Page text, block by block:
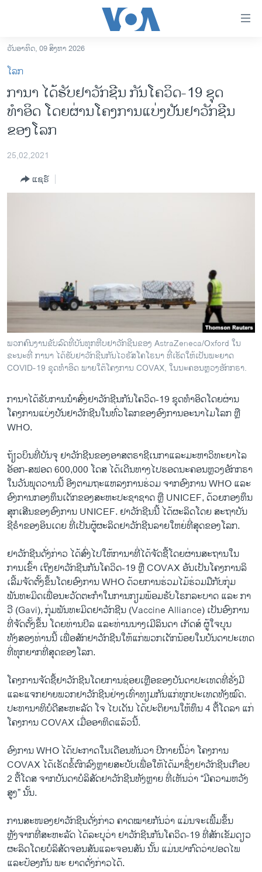
ເຂົ້າ
ຫາ
ຂ້າມ
ຂ້າມ
ໄປ
ຫາ
ຊອກ
ອາເມຣິກາ
ການເລືອກຕັ້ງ ປະທານາທີບໍດີ ສະຫະລັດ 2024
ພາສາອັງກິດ
ວີດີໂອ
ສຽງ
ລາຍງານ
ວັນອາທິດ, 09 ສິງຫາ 2026
ໂລກ
ການາ ໄດ້ຮັບຢາວັກຊີນ ກັນໂຄວິດ-19 ຊຸດ
ທຳອິດ ໂດຍຜ່ານໂຄງການແບ່ງປັນຢາວັກຊີນ
ຂອງໂລກ
25,02,2021
ແຊຣ໌
ພວກຄົນງານຂັບລົດທີ່ບັນທຸກຫີບຢາວັກຊີນຂອງ AstraZeneca/Oxford ໃນ
ຂະນະທີ່ ການາ ໄດ້ຮັບຢາວັກຊີນກັນໄວຣັສໂຄໂຣນາ ທີ່ເຮັດໃຫ້ເປັນພະຍາດ
COVID-19 ຊຸດທຳອິດ ພາຍໃຕ້ໂຄງການ COVAX, ໃນນະຄອນຫຼວງອັກກຣາ.
ການາໄດ້ຮັບການນຳສົ່ງຢາວັກຊີນກັນໂຄວິດ-19 ຊຸດທຳອິດໂດຍຜ່ານ
ໂຄງການແບ່ງປັນຢາວັກຊີນໃນທົ່ວໂລກຂອງອົງການອະນາໄມໂລກ ຫຼື
WHO.
ຖ້ຽວບິນທີ່ບັນຈຸ ຢາວັກຊີນຂອງອາສຕຣາຊີເນກາແລະມະຫາວິທະຍາໄລ
ອັອກ-ສຟອດ 600,000 ໂດສ ໄດ້ເດີນທາງໄປຮອດນະຄອນຫຼວງອັກກຣາ
ໃນວັນພຸດວານນີ້ ອີງຕາມຖະແຫລງການຮ່ວມ ຈາກອົງການ WHO ແລະ
ອົງການກອງທຶນເດັກຂອງສະຫະປະຊາຊາດ ຫຼື UNICEF, ດ້ວຍກອງທຶນ
ສຸກເສີນຂອງອົງການ UNICEF. ຢາວັກຊີນນີ້ ໄດ້ຜະລິດໂດຍ ສະຖາບັນ
ຊີຣໍາຂອງອິນເດຍ ທີ່ເປັນຜູ້ຜະລິດຢາວັກຊີນລາຍໃຫຍ່ທີ່ສຸດຂອງໂລກ.
ຢາວັກຊີນດັ່ງກ່າວ ໄດ້ສົ່ງໄປໃຫ້ການາທີ່ໄດ້ຈັດຊື້ໂດຍຜ່ານສະຖານໃນ
ການເຂົ້າ ເຖິງຢາວັກຊີນກັນໂຄວິດ-19 ຫຼື COVAX ອັນເປັນໂຄງການລິ
ເລີ້ມຈັດຕັ້ງຂຶ້ນໂດຍອົງການ WHO ດ້ວຍການຮ່ວມໄມ້ຮ່ວມມືກັບກຸ່ມ
ພັນທະມິດເພື່ອນະວັດຕະກຳໃນການກຽມພ້ອມຮັບໂຣກລະບາດ ແລະ ກາ
ວີ (Gavi), ກຸ່ມພັນທະມິດຢາວັກຊີນ (Vaccine Alliance) ເປັນອົງການ
ທີ່ຈັດຕັ້ງຂຶ້ນ ໂດຍທ່ານບີລ ແລະທ່ານນາງເມີລິນດາ ເກັດສ໌ ຜູ້ໃຈບຸນ
ທັງສອງທ່ານນີ້ ເພື່ອສັກຢາວັກຊີນໃຫ້ແກ່ພວກເດັກນ້ອຍໃນບັນດາປະເທດ
ທີ່ທຸກຍາກທີ່ສຸດຂອງໂລກ.
ໂຄງການຈັດຊື້ຢາວັກຊີນໂດຍການຊ່ອຍເຫຼືອຂອງບັນດາປະເທດທີ່ຮັ່ງມີ
ແລະແຈກຢາຍພວກຢາວັກຊີນຢ່າງເທົ່າທຽມກັນແກ່ທຸກປະເທດທັງໝົດ.
ປະທານາທິບໍດີສະຫະລັດ ໂຈ ໄບເດັນ ໄດ້ປະຕິຍານໃຫ້ທຶນ 4 ຕື້ໂດລາ ແກ່
ໂຄງການ COVAX ເມື່ອອາທິດແລ້ວນີ້.
ອົງການ WHO ໄດ້ປະກາດໃນເດືອນທັນວາ ປີກາຍນີ້ວ່າ ໂຄງການ
COVAX ໄດ້ເຮັດຂໍ້ຕົກລົງຫຼາຍສະບັບເພື່ອໃຫ້ໄດ້ມາຊຶ່ງຢາວັກຊີນເກືອບ
2 ຕື້ໂດສ ຈາກບັນດາບໍລິສັດຢາວັກຊີນທັງຫຼາຍ ທີ່ເຫັນວ່າ “ມີຄວາມຫວັງ
ສູງ” ນັ້ນ.
ການສະໜອງຢາວັກຊີນດັ່ງກ່າວ ຄາດໝາຍກັນວ່າ ແມ່ນຈະເພີ້ມຂຶ້ນ
ຫຼັງຈາກທີ່ສະຫະລັດ ໄດ້ລະບຸວ່າ ຢາວັກຊີນກັນໂຄວິດ-19 ທີ່ສັກເຂັມດຽວ
ຜະລິດໂດຍບໍລິສັດຈອນສັນແລະຈອນສັນ ນັ້ນ ແມ່ນປາກົດວ່າປອດໄພ
ແລະປ້ອງກັນ ພະ ຍາດດັ່ງກ່າວໄດ້.